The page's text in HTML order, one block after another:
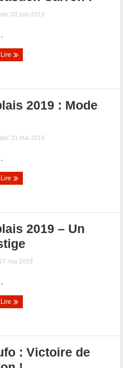
02 juin 2019
Lire
2019 : Mode
31 mai 2019
Lire
2019 – Un
mai 2019
Lire
: Victoire de